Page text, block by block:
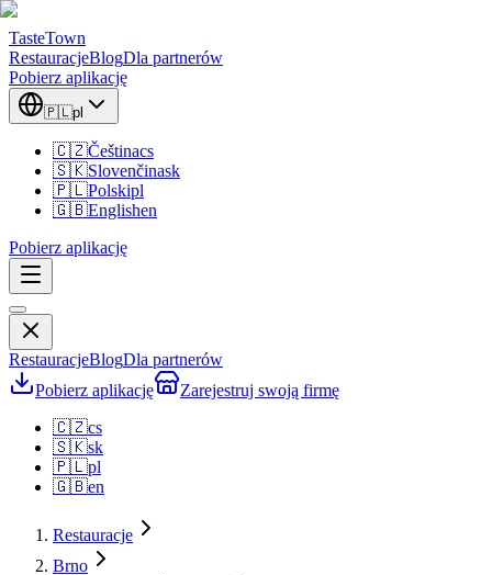
TasteTown
RestauracjeBlogDla partnerów
Pobierz aplikację
🇵🇱pl
🇨🇿Češtinacs
🇸🇰Slovenčinask
🇵🇱Polskipl
🇬🇧Englishen
Pobierz aplikację
RestauracjeBlogDla partnerów
Pobierz aplikację
Zarejestruj swoją firmę
🇨🇿cs
🇸🇰sk
🇵🇱pl
🇬🇧en
Restauracje
Brno